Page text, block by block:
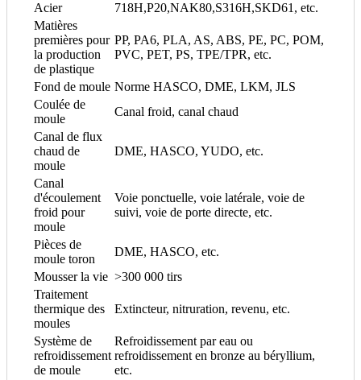
Acier
718H,P20,NAK80,S316H,SKD61, etc.
Matières
premières pour
la production
de plastique
PP, PA6, PLA, AS, ABS, PE, PC, POM,
PVC, PET, PS, TPE/TPR, etc.
Fond de moule Norme HASCO, DME, LKM, JLS
Coulée de
moule
Canal froid, canal chaud
Canal de flux
chaud de
moule
DME, HASCO, YUDO, etc.
Canal
d'écoulement
froid pour
moule
Voie ponctuelle, voie latérale, voie de
suivi, voie de porte directe, etc.
Pièces de
moule toron
DME, HASCO, etc.
Mousser la vie >300 000 tirs
Traitement
thermique des
moules
Extincteur, nitruration, revenu, etc.
Système de
refroidissement
de moule
Refroidissement par eau ou
refroidissement en bronze au béryllium,
etc.